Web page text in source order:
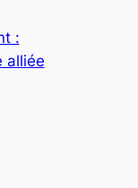
:
alliée